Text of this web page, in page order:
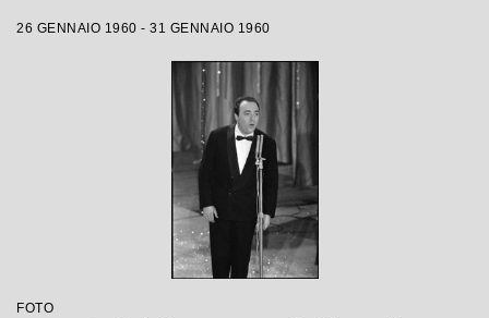
26 GENNAIO 1960 - 31 GENNAIO 1960
FOTO